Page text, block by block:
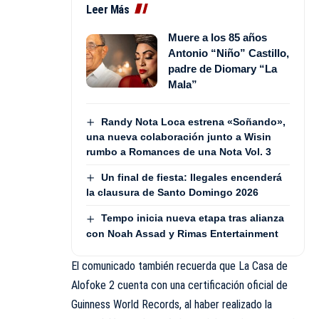
Leer Más
Muere a los 85 años
Antonio “Niño” Castillo,
padre de Diomary “La
Mala”
Randy Nota Loca estrena «Soñando»,
una nueva colaboración junto a Wisin
rumbo a Romances de una Nota Vol. 3
Un final de fiesta: Ilegales encenderá
la clausura de Santo Domingo 2026
Tempo inicia nueva etapa tras alianza
con Noah Assad y Rimas Entertainment
El comunicado también recuerda que La Casa de
Alofoke 2 cuenta con una certificación oficial de
Guinness World Records, al haber realizado la